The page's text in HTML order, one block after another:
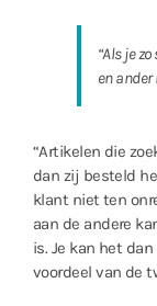
“Als je
en ander
“Artikelen die
dan zij besteld
klant niet ten
aan de andere
is. Je kan het
voordeel van de